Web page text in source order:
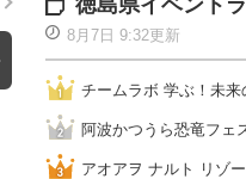
徳島県イベント
8月7日 9:32更新
チームラボ 学ぶ！未来
阿波かつうら恐竜フェ
アオアヲ ナルト リゾ